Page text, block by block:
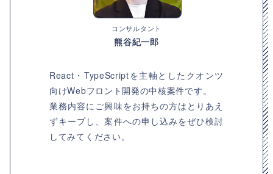
コンサルタント
熊谷紀一郎
React・TypeScriptを主軸としたクオンツ
向けWebフロント開発の中核案件です。
業務内容にご興味をお持ちの方はとりあえ
ずキープし、案件への申し込みをぜひ検討
してみてください。